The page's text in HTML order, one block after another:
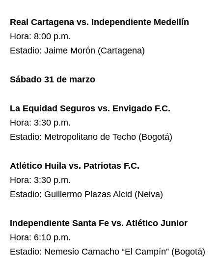
Real Cartagena vs. Independiente Medellín
Hora: 8:00 p.m.
Estadio: Jaime Morón (Cartagena)
Sábado 31 de marzo
La Equidad Seguros vs. Envigado F.C.
Hora: 3:30 p.m.
Estadio: Metropolitano de Techo (Bogotá)
Atlético Huila vs. Patriotas F.C.
Hora: 3:30 p.m.
Estadio: Guillermo Plazas Alcid (Neiva)
Independiente Santa Fe vs. Atlético Junior
Hora: 6:10 p.m.
Estadio: Nemesio Camacho “El Campín” (Bogotá)